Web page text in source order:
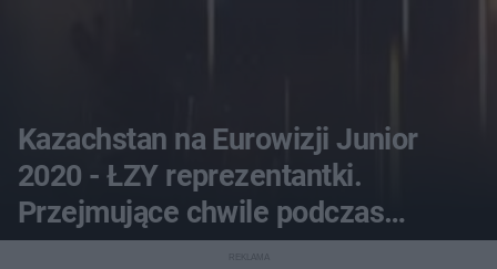
Kazachstan na Eurowizji Junior
2020 - ŁZY reprezentantki.
Przejmujące chwile podczas
konkursu